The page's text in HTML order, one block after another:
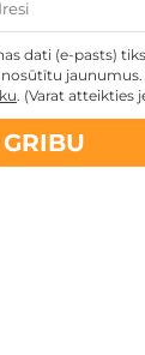
Derīgs arī
valsts svētkos
vietas vasarai
dati (e-pasts)
jaunumus.
. (Varat atteikties
GRIBU